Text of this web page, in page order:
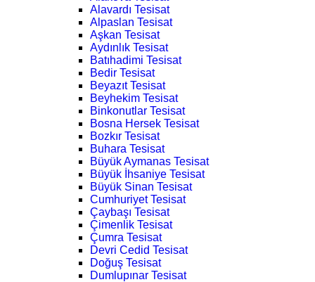
Alavardı Tesisat
Alpaslan Tesisat
Aşkan Tesisat
Aydınlık Tesisat
Batıhadimi Tesisat
Bedir Tesisat
Beyazıt Tesisat
Beyhekim Tesisat
Binkonutlar Tesisat
Bosna Hersek Tesisat
Bozkır Tesisat
Buhara Tesisat
Büyük Aymanas Tesisat
Büyük İhsaniye Tesisat
Büyük Sinan Tesisat
Cumhuriyet Tesisat
Çaybaşı Tesisat
Çimenlik Tesisat
Çumra Tesisat
Devri Cedid Tesisat
Doğuş Tesisat
Dumlupınar Tesisat